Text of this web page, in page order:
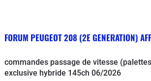
FORUM PEUGEOT 208 (2E GENERATION)
commandes passage de vitesse
exclusive hybride 145ch 06/2026